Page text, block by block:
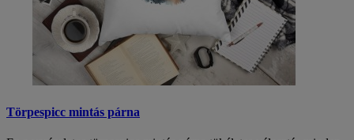
Törpespicc mintás párna